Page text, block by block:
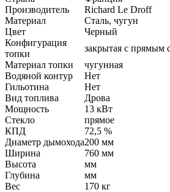
Производитель
Richard Le Droff
Материал
Сталь, чугун
Цвет
Черный
Конфигурация
топки
закрытая с прямым
Материал топки
чугунная
Водяной контур
Нет
Гильотина
Нет
Вид топлива
Дрова
Мощность
13 кВт
Стекло
прямое
КПД
72,5 %
Диаметр дымохода200 мм
Ширина
760 мм
Высота
мм
Глубина
мм
Вес
170 кг